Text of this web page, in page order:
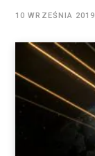
10 WRZEŚNIA 2019